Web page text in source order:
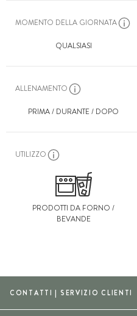
MOMENTO DELLA GIORNATA
QUALSIASI
ALLENAMENTO
PRIMA / DURANTE / DOPO
UTILIZZO
PRODOTTI DA FORNO /
BEVANDE
CONTATTI | SERVIZIO CLIENTI